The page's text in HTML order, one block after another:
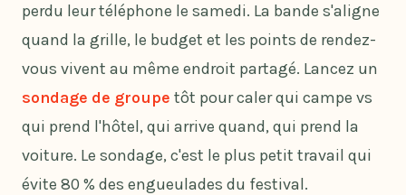
perdu leur téléphone le samedi. La bande s'aligne
quand la grille, le budget et les points de rendez-
vous vivent au même endroit partagé. Lancez un
sondage de groupe tôt pour caler qui campe vs
qui prend l'hôtel, qui arrive quand, qui prend la
voiture. Le sondage, c'est le plus petit travail qui
évite 80 % des engueulades du festival.